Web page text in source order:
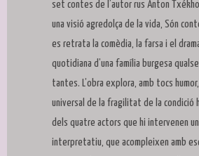
set contes de l’autor rus Anton
una visió agredolça de la vida, Són
es retrata la comèdia, la farsa i el
quotidiana d’una família burgesa
tantes. L’obra explora, amb tocs
universal de la fragilitat de la condició
dels quatre actors que hi intervenen
interpretatiu, que acompleixen amb